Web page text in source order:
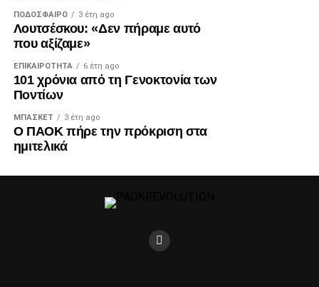
ΠΟΔΌΣΦΑΙΡΟ 3 έτη ago
Λουτσέσκου: «Δεν πήραμε αυτό
που αξίζαμε»
ΕΠΙΚΑΙΡΌΤΗΤΑ 6 έτη ago
101 χρόνια από τη Γενοκτονία των
Ποντίων
ΜΠΆΣΚΕΤ 3 έτη ago
Ο ΠΑΟΚ πήρε την πρόκριση στα
ημιτελικά